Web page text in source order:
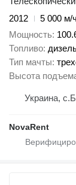
2012
5 000 м/ч
Мощность
Топливо
Тип мачты
Высота
Украина,
NovaRent